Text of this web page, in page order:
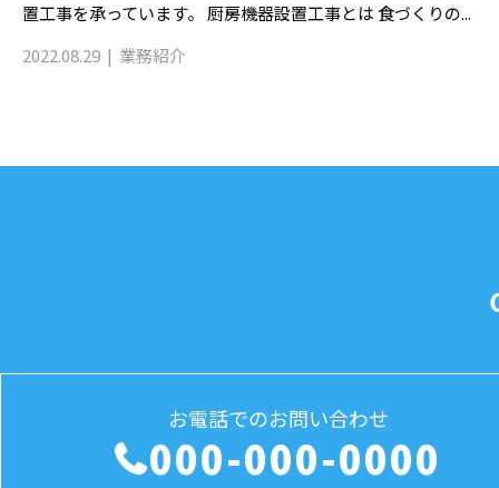
置工事を承っています。 厨房機器設置工事とは 食づくりの...
2022.08.29
業務紹介
お電話でのお問い合わせ
000-000-0000